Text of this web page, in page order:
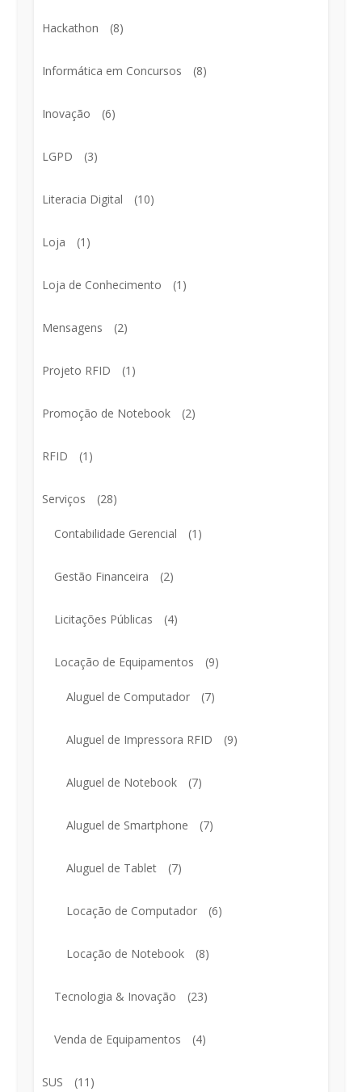
Hackathon (8)
Informática em Concursos (8)
Inovação (6)
LGPD (3)
Literacia Digital (10)
Loja (1)
Loja de Conhecimento (1)
Mensagens (2)
Projeto RFID (1)
Promoção de Notebook (2)
RFID (1)
Serviços (28)
Contabilidade Gerencial (1)
Gestão Financeira (2)
Licitações Públicas (4)
Locação de Equipamentos (9)
Aluguel de Computador (7)
Aluguel de Impressora RFID (9)
Aluguel de Notebook (7)
Aluguel de Smartphone (7)
Aluguel de Tablet (7)
Locação de Computador (6)
Locação de Notebook (8)
Tecnologia & Inovação (23)
Venda de Equipamentos (4)
SUS (11)